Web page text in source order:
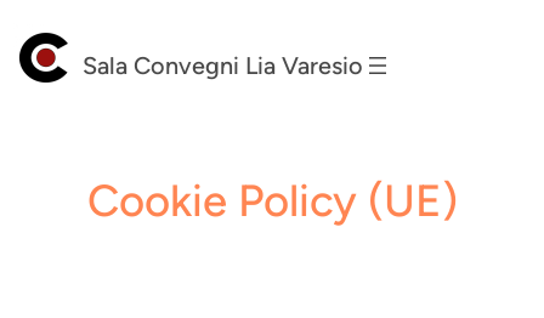
al
contenuto
Sala Convegni Lia Varesio
Cookie Policy (UE)